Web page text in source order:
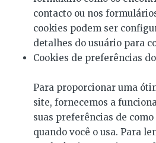
contacto ou nos
cookies podem ser
detalhes do usuário para
Cookies de preferências
Para proporcionar uma
site, fornecemos a
suas preferências de
quando você o usa. Para